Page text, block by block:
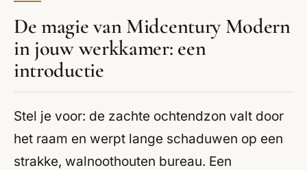
De magie van Midcentury Modern
in jouw werkkamer: een
introductie
Stel je voor: de zachte ochtendzon valt door
het raam en werpt lange schaduwen op een
strakke, walnoothouten bureau. Een